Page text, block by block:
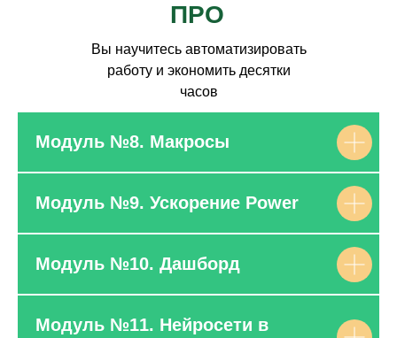
ПРО
Вы научитесь автоматизировать
работу и экономить десятки
часов
Модуль №8. Макросы
Модуль №9. Ускорение Power
Модуль №10. Дашборд
Модуль №11. Нейросети в